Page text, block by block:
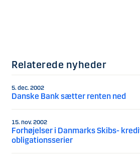
Relaterede nyheder
5. dec. 2002
Danske Bank sætter renten ned
15. nov. 2002
Forhøjelser i Danmarks Skibs-
obligationsserier